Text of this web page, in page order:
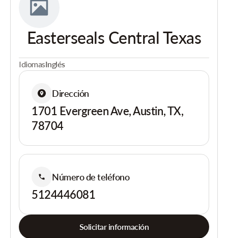
Easterseals Central Texas
IdiomasInglés
Dirección
1701 Evergreen Ave, Austin, TX,
78704
Número de teléfono
5124446081
Solicitar información